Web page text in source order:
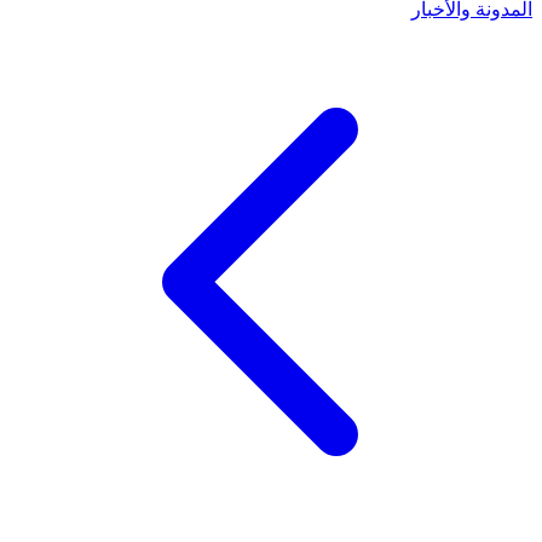
المدونة والأخبار